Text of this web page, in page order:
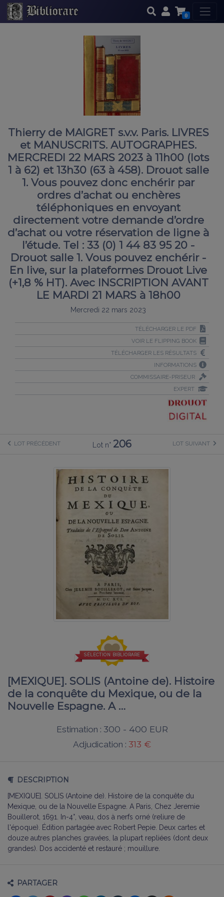
0
Thierry de MAIGRET s.v.v. Paris. LIVRES
et MANUSCRITS. AUTOGRAPHES.
MERCREDI 22 MARS 2023 à 11h00 (lots
1 à 62) et 13h30 (63 à 458). Drouot salle
1. Vous pouvez donc enchérir par
ordres d’achat ou enchères
téléphoniques en envoyant
directement votre demande d’ordre
d’achat ou votre réservation de ligne à
l’étude. Tel : 33 (0) 1 44 83 95 20 -
Drouot salle 1. Vous pouvez enchérir -
En live, sur la plateformes Drouot Live
(+1,8 % HT). Avec INSCRIPTION AVANT
LE MARDI 21 MARS à 18h00
Mercredi 22 mars 2023
TÉLÉCHARGER LE PDF
VOIR LE FLIPPING BOOK
TÉLÉCHARGER LES RÉSULTATS
INFORMATIONS
COMMISSAIRE-PRISEUR
EXPERT
LOT PRÉCÉDENT Lot n° 206 LOT SUIVANT
SÉLECTION BIBLIORARE
[MEXIQUE]. SOLIS (Antoine de). Histoire
de la conquête du Mexique, ou de la
Nouvelle Espagne. A …
Estimation : 300 - 400 EUR
Adjudication : 313 €
DESCRIPTION
[MEXIQUE]. SOLIS (Antoine de). Histoire de la conquête du
Mexique, ou de la Nouvelle Espagne. A Paris, Chez Jeremie
Bouillerot, 1691. In-4°, veau, dos à nerfs orné (reliure de
l'époque). Édition partagée avec Robert Pepie. Deux cartes et
douze autres planches gravées, la plupart repliées (dont deux
grandes). Dos accidenté et restauré ; mouillure.
PARTAGER